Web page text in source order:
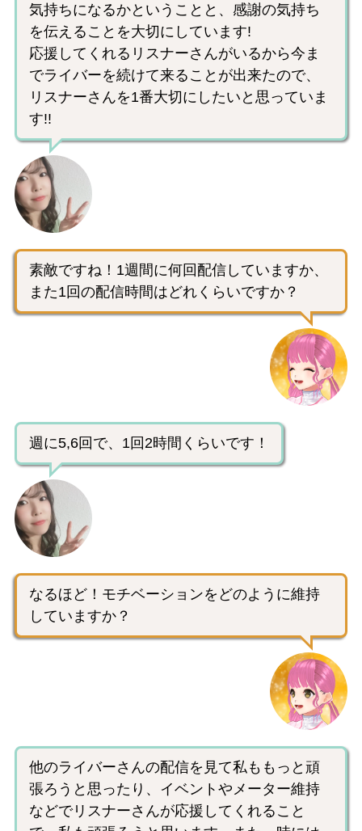
気持ちになるかということと、感謝の気持ち
を伝えることを大切にしています!
応援してくれるリスナーさんがいるから今ま
でライバーを続けて来ることが出来たので、
リスナーさんを1番大切にしたいと思っていま
す!!
素敵ですね！1週間に何回配信していますか、
また1回の配信時間はどれくらいですか？
週に5,6回で、1回2時間くらいです！
なるほど！モチベーションをどのように維持
していますか？
他のライバーさんの配信を見て私ももっと頑
張ろうと思ったり、イベントやメーター維持
などでリスナーさんが応援してくれること